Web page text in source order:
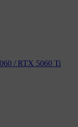
/ RTX 5060 Ti